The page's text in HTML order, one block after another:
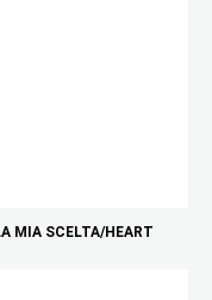
MIA SCELTA/HEART